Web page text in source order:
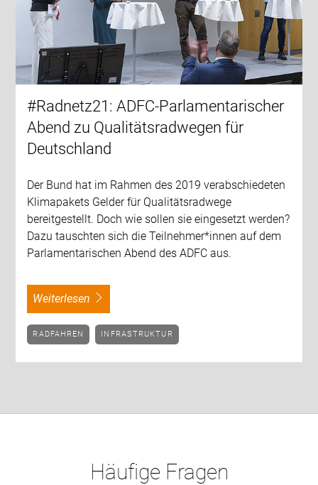
#Radnetz21: ADFC-Parlamentarischer
Abend zu Qualitätsradwegen für
Deutschland
Der Bund hat im Rahmen des 2019 verabschiedeten
Klimapakets Gelder für Qualitätsradwege
bereitgestellt. Doch wie sollen sie eingesetzt werden?
Dazu tauschten sich die Teilnehmer*innen auf dem
Parlamentarischen Abend des ADFC aus.
weiterlesen
RADFAHREN INFRASTRUKTUR
Häufige Fragen